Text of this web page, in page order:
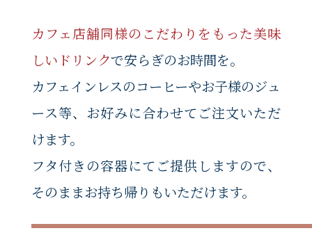
カフェ店舗同様のこだわりをもった美味
しいドリンクで安らぎのお時間を。
カフェインレスのコーヒーやお子様のジュ
ース等、お好みに合わせてご注文いただ
けます。
フタ付きの容器にてご提供しますので、
そのままお持ち帰りもいただけます。